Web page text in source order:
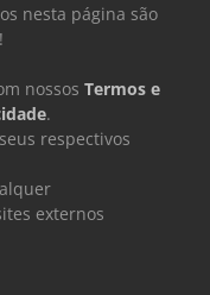
nesta página são
nossos Termos e
.
respectivos
externos